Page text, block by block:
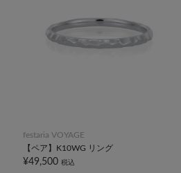
festaria VOYAGE
【ペア】K10WG リング
¥49,500 税込